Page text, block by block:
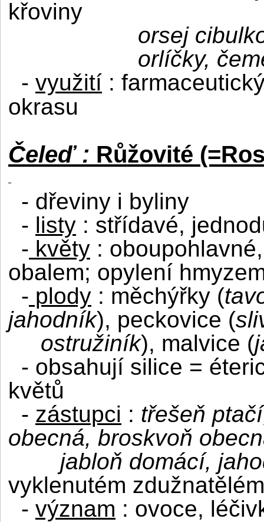
křoviny
orsej
orlíčky,
- využití :
okrasu
Čeleď : Růžovité
- dřeviny i byliny
- listy : střídavé,
- květy :
obalem; opylení
- plody : měchýřky (
jahodník), peckovice (
ostružiník), malvice (
- obsahují silice =
květů
- zástupci : třešeň
obecná, broskvoň
jabloň domácí,
vyklenutém zdužnatělém
- význam : ovoce,